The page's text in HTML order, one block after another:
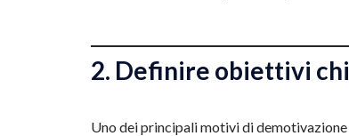
2. Definire obiettivi
Uno dei principali motivi di demotivazione